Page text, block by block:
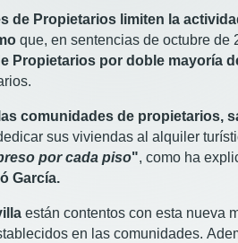
de Propietarios limiten la
que, en sentencias de octubre de
Propietarios por doble mayoría
comunidades de propietarios,
sus viviendas al alquiler
por cada piso", como ha
García.
están contentos con esta nueva
en las comunidades.